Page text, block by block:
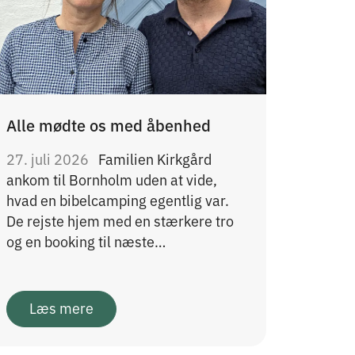
Alle mødte os med åbenhed
27. juli 2026 Familien Kirkgård
ankom til Bornholm uden at vide,
hvad en bibelcamping egentlig var.
De rejste hjem med en stærkere tro
og en booking til næste…
Læs mere